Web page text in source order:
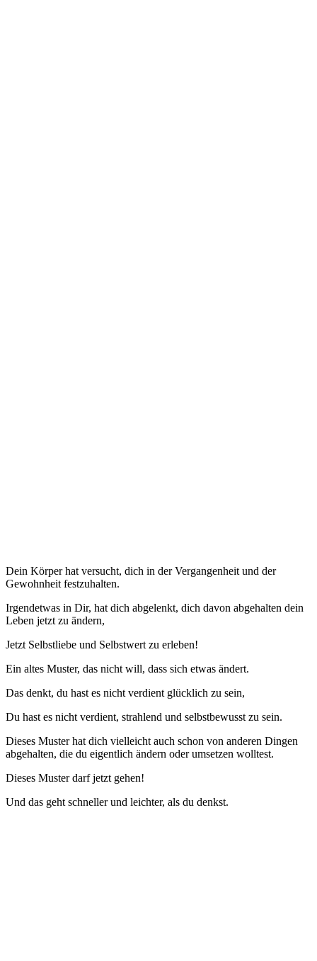
Dein Körper hat versucht, dich in der Vergangenheit und der
Gewohnheit festzuhalten.
Irgendetwas in Dir, hat dich abgelenkt, dich davon abgehalten dein
Leben jetzt zu ändern,
Jetzt Selbstliebe und Selbstwert zu erleben!
Ein altes Muster, das nicht will, dass sich etwas ändert.
Das denkt, du hast es nicht verdient glücklich zu sein,
Du hast es nicht verdient, strahlend und selbstbewusst zu sein.
Dieses Muster hat dich vielleicht auch schon von anderen Dingen
abgehalten, die du eigentlich ändern oder umsetzen wolltest.
Dieses Muster darf jetzt gehen!
Und das geht schneller und leichter, als du denkst.